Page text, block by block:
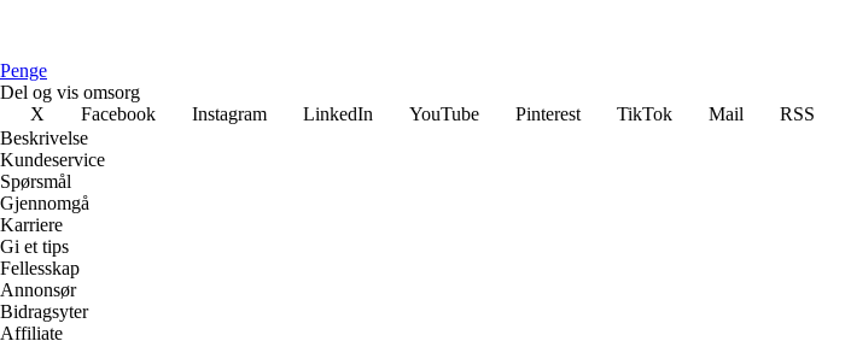
Penge
Del og vis omsorg
X
Facebook Instagram LinkedIn YouTube Pinterest TikTok Mail
RSS
Beskrivelse
Kundeservice
Spørsmål
Gjennomgå
Karriere
Gi et tips
Fellesskap
Annonsør
Bidragsyter
Affiliate